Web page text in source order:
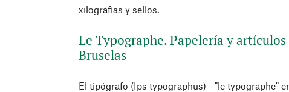
xilografías y sellos.
Le Typographe. Papelería y
Bruselas
El tipógrafo (Ips typographus) - "le typographe"